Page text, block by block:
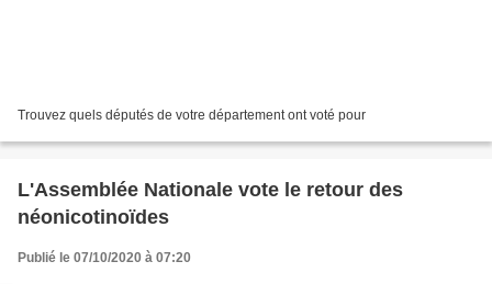
Trouvez quels députés de votre département ont voté pour
L'Assemblée Nationale vote le retour des
néonicotinoïdes
Publié le 07/10/2020 à 07:20